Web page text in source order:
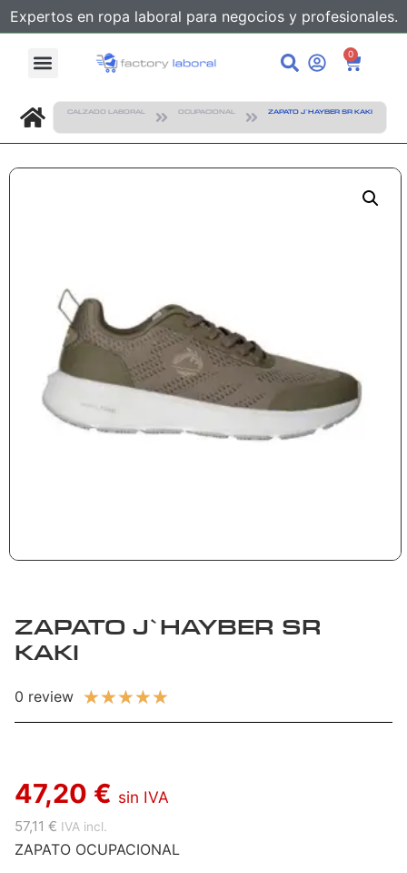
Expertos en ropa laboral para negocios y profesionales.
0
CALZADO LABORAL OCUPACIONAL ZAPATO J`HAYBER SR KAKI
ZAPATO J`HAYBER SR
KAKI
0 review ★★★★★
47,20 € sin IVA
57,11 € IVA incl.
ZAPATO OCUPACIONAL